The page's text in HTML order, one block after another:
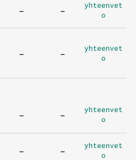
- -
yhteenvet
o
- -
yhteenvet
o
- -
yhteenvet
o
- -
yhteenvet
o